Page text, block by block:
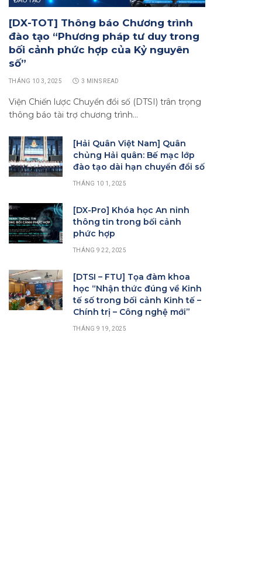
[DX-TOT] Thông báo Chương trình
đào tạo “Phương pháp tư duy trong
bối cảnh phức hợp của Kỷ nguyên
số”
THÁNG 10 3, 2025 3 MINS READ
Viện Chiến lược Chuyển đổi số (DTSI) trân trọng
thông báo tài trợ chương trình…
[Hải Quân Việt Nam] Quân
chủng Hải quân: Bế mạc lớp
đào tạo dài hạn chuyển đổi số
THÁNG 10 1, 2025
[DX-Pro] Khóa học An ninh
thông tin trong bối cảnh
phức hợp
THÁNG 9 22, 2025
[DTSI – FTU] Tọa đàm khoa
học “Nhận thức đúng về Kinh
tế số trong bối cảnh Kinh tế –
Chính trị – Công nghệ mới”
THÁNG 9 19, 2025